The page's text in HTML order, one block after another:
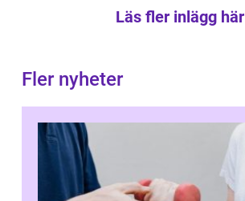
Läs fler inlägg här
Fler nyheter